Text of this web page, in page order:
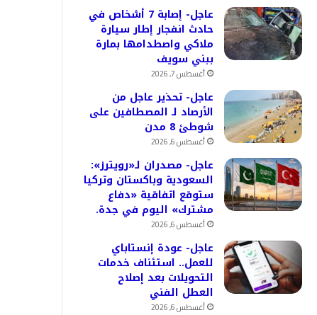
عاجل- إصابة 7 أشخاص في
حادث انفجار إطار سيارة
ملاكي واصطدامها بمارة
ببني سويف
أغسطس 7, 2026
عاجل- تحذير عاجل من
الأرصاد لـ المصطافين على
شوطئ 8 مدن
أغسطس 6, 2026
عاجل- مصدران لـ«رويترز»:
السعودية وباكستان وتركيا
ستوقع اتفاقية «دفاع
مشترك» اليوم في جدة.
أغسطس 6, 2026
عاجل- عودة إنستاباي
للعمل.. استئناف خدمات
التحويلات بعد إصلاح
العطل الفني
أغسطس 6, 2026